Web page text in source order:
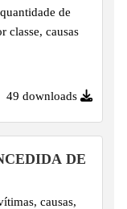
de
classe, causas
49 downloads
DE
causas,